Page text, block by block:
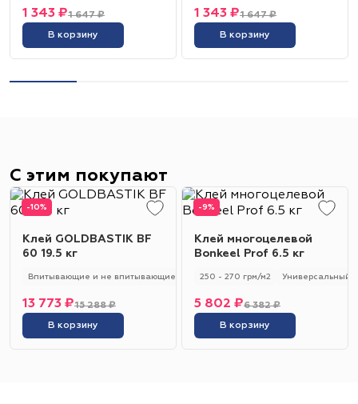
1 647 ₽
1 343 ₽
В корзину
1 647 ₽
1 343 ₽
В корзину
С этим покупают
-10%
Клей GOLDBASTIK BF
60 19.5 кг
Впитывающие и не впитывающие 250 - 280 гр/м2 Универсальный
15 288 ₽
13 773 ₽
В корзину
-9%
Клей многоцелевой
Bonkeel Prof 6.5 кг
250 - 270 грм/м2 Универсальный
6 382 ₽
5 802 ₽
В корзину